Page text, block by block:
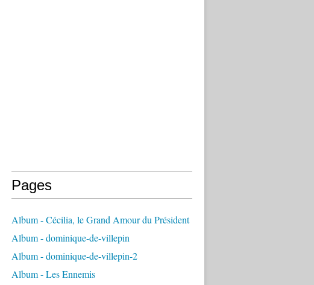
Pages
Album - Cécilia, le Grand Amour du Président
Album - dominique-de-villepin
Album - dominique-de-villepin-2
Album - Les Ennemis